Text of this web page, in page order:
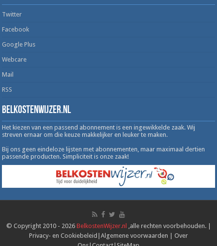
Twitter
Facebook
Google Plus
Webcare
Mail
RSS
Belkostenwijzer.nl
Het kiezen van een passend abonnement is een ingewikkelde zaak. Wij
streven ernaar om die keuze makkelijker en leuker te maken.
Bij ons geen eindeloze lijsten met abonnementen, maar maximaal dertien
passende producten. Simpliciteit is onze zaak!
© Copyright 2010 - 2026 BelkostenWijzer.nl
,alle rechten voorbehouden. |
Privacy- en Cookiebeleid Algemene voorwaarden
Over